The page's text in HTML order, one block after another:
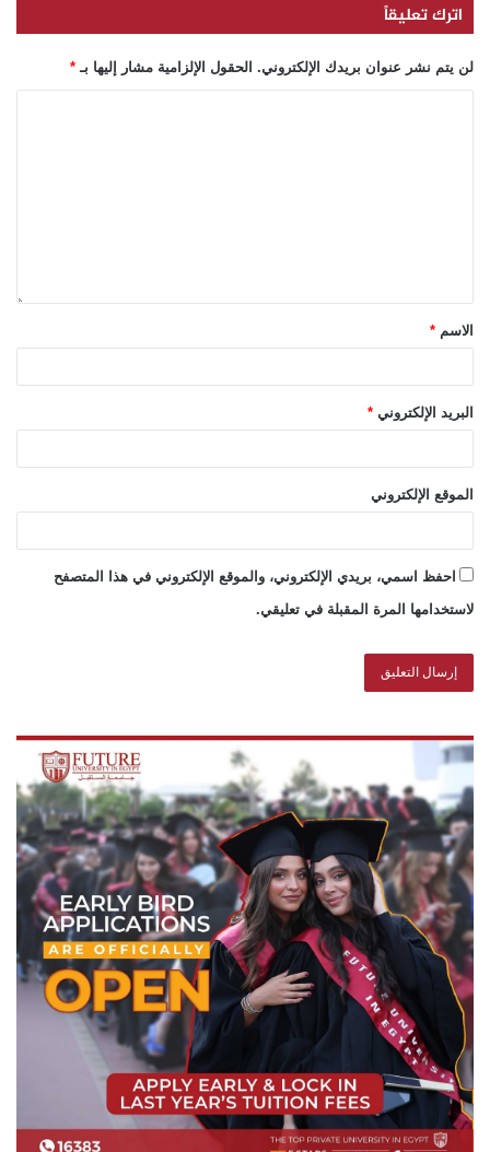
اترك تعليقاً
لن يتم نشر عنوان بريدك الإلكتروني. الحقول الإلزامية مشار إليها بـ *
الاسم *
البريد الإلكتروني *
الموقع الإلكتروني
احفظ اسمي، بريدي الإلكتروني، والموقع الإلكتروني في هذا المتصفح
لاستخدامها المرة المقبلة في تعليقي.